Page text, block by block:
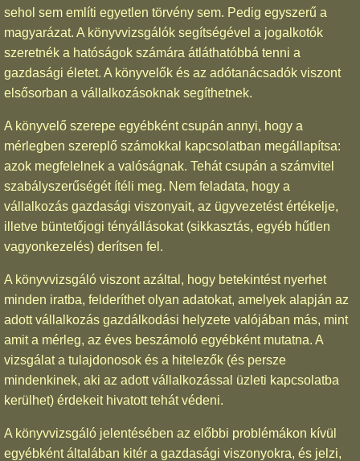
sehol sem említi egyetlen törvény sem. Pedig egyszerű a
magyarázat. A könyvvizsgálók segítségével a jogalkotók
szeretnék a hatóságok számára átláthatóbbá tenni a
gazdasági életet. A könyvelők és az adótanácsadók viszont
elsősorban a vállalkozásoknak segíthetnek.
A könyvelő szerepe egyébként csupán annyi, hogy a
mérlegben szereplő számokkal kapcsolatban megállapítsa:
azok megfelelnek a valóságnak. Tehát csupán a számvitel
szabályszerűségét ítéli meg. Nem feladata, hogy a
vállalkozás gazdasági viszonyait, az ügyvezetést értékelje,
illetve büntetőjogi tényállásokat (sikkasztás, egyéb hűtlen
vagyonkezelés) derítsen fel.
A könyvvizsgáló viszont azáltal, hogy betekintést nyerhet
minden iratba, felderíthet olyan adatokat, amelyek alapján az
adott vállalkozás gazdálkodási helyzete valójában más, mint
amit a mérleg, az éves beszámoló egyébként mutatna. A
vizsgálat a tulajdonosok és a hitelezők (és persze
mindenkinek, aki az adott vállalkozással üzleti kapcsolatba
kerülhet) érdekeit hivatott tehát védeni.
A könyvvizsgáló jelentésében az előbbi problémákon kívül
egyébként általában kitér a gazdasági viszonyokra, és jelzi,